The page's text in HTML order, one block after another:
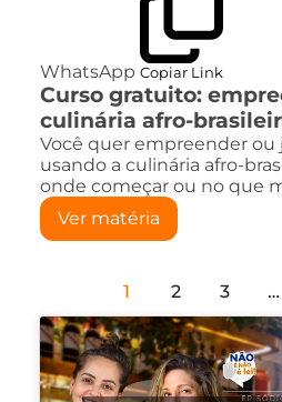
WhatsApp Copiar Link
Curso gratuito:
culinária afro-
Você quer empreender ou
usando a culinária afro-
onde começar ou no que
Ver matéria
1 2 3 …